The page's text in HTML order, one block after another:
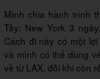
Mình chia hành trình
Tây: New York 3
Cách đi này có một
và mình có thể dùng
về từ LAX, đôi khi còn